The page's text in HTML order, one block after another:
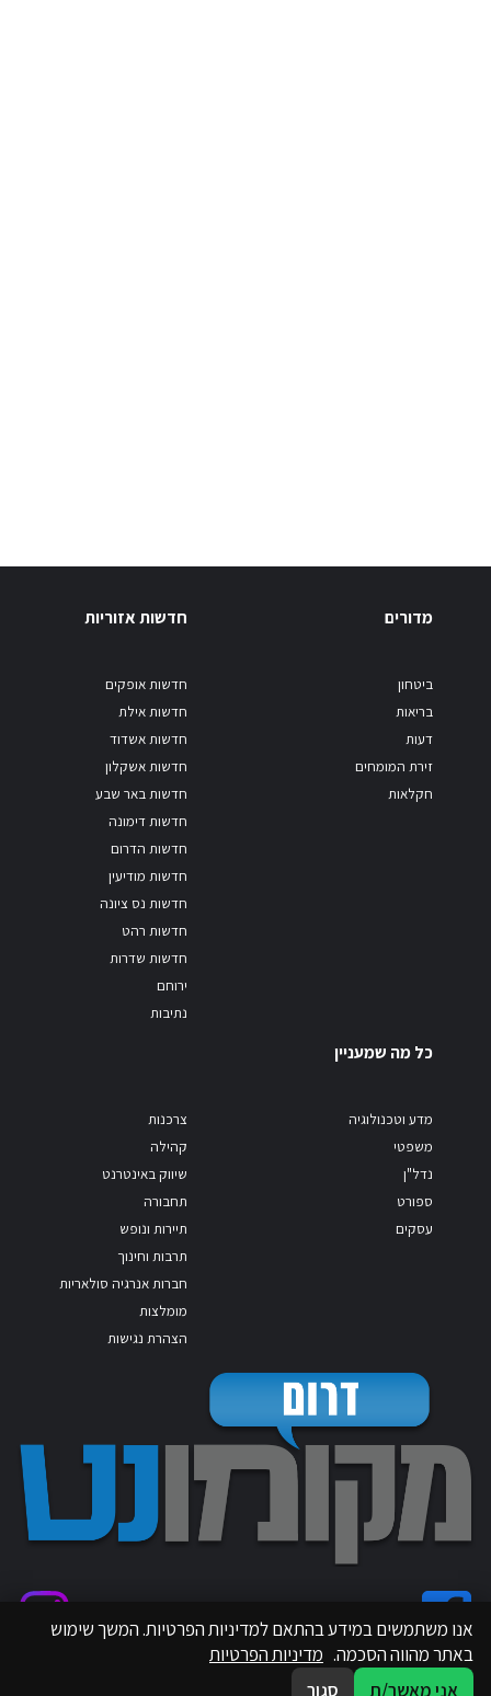
מדורים
ביטחון
בריאות
דעות
זירת המומחים
חקלאות
חדשות אזוריות
חדשות אופקים
חדשות אילת
חדשות אשדוד
חדשות אשקלון
חדשות באר שבע
חדשות דימונה
חדשות הדרום
חדשות מודיעין
חדשות נס ציונה
חדשות רהט
חדשות שדרות
ירוחם
נתיבות
כל מה שמעניין
מדע וטכנולוגיה
משפטי
נדל"ן
ספורט
עסקים
צרכנות
קהילה
שיווק באינטרנט
תחבורה
תיירות ונופש
תרבות וחינוך
חברות אנרגיה סולאריות
מומלצות
הצהרת נגישות
אנו משתמשים במידע בהתאם למדיניות הפרטיות. המשך שימוש
באתר מהווה הסכמה. מדיניות הפרטיות
אני מאשר/ת
סגור